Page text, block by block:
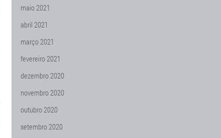
maio 2021
abril 2021
março 2021
fevereiro 2021
dezembro 2020
novembro 2020
outubro 2020
setembro 2020